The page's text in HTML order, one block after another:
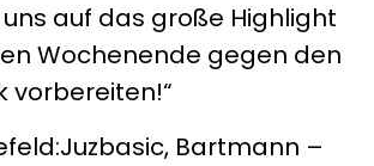
auf das große Highlight
Wochenende gegen den
vorbereiten!“
Bartmann –